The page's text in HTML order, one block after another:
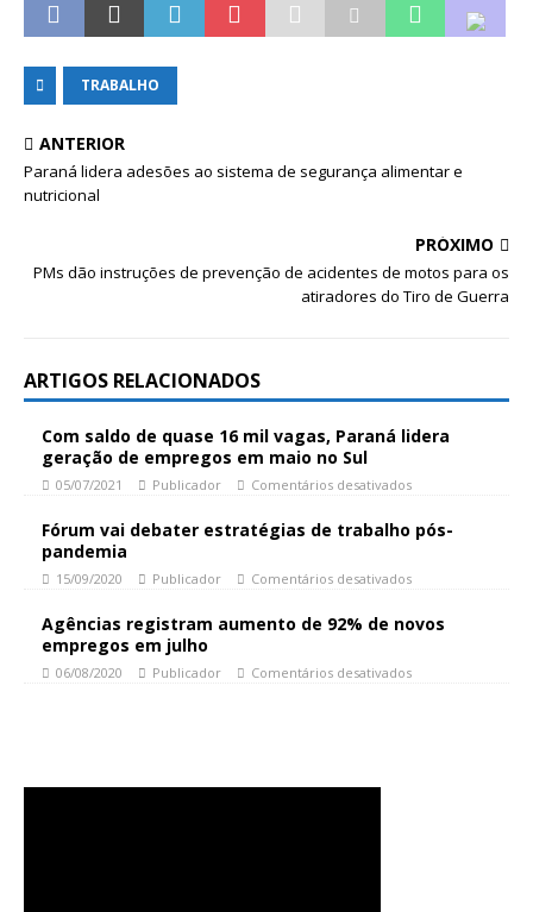
TRABALHO
ANTERIOR
Paraná lidera adesões ao sistema de segurança alimentar e
nutricional
PRÓXIMO
PMs dão instruções de prevenção de acidentes de motos para os
atiradores do Tiro de Guerra
ARTIGOS RELACIONADOS
Com saldo de quase 16 mil vagas, Paraná lidera
geração de empregos em maio no Sul
05/07/2021 Publicador Comentários desativados
Fórum vai debater estratégias de trabalho pós-
pandemia
15/09/2020 Publicador Comentários desativados
Agências registram aumento de 92% de novos
empregos em julho
06/08/2020 Publicador Comentários desativados